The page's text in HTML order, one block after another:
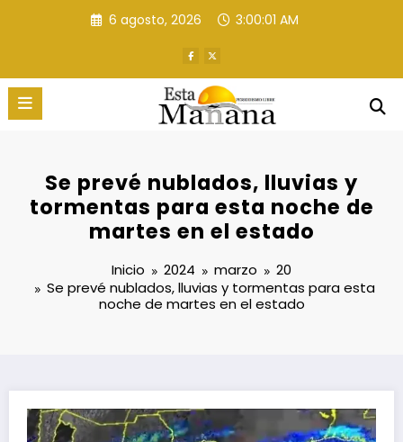
6 agosto, 2026 3:00:03 AM
Se prevé nublados, lluvias y
tormentas para esta noche de
martes en el estado
Inicio 2024 marzo
20
Se prevé nublados, lluvias y tormentas para esta
noche de martes en el estado